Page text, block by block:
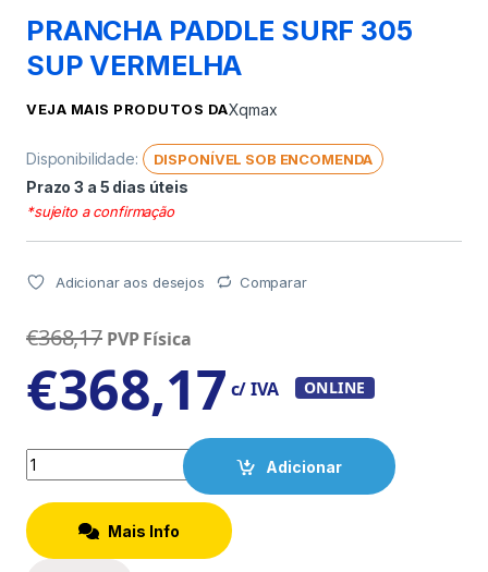
PRANCHA PADDLE SURF 305
SUP VERMELHA
VEJA MAIS PRODUTOS DAXqmax
Disponibilidade: DISPONÍVEL SOB ENCOMENDA
Prazo 3 a 5 dias úteis
*sujeito a confirmação
Adicionar aos desejos Comparar
€368,17 PVP Física
€368,17 c/ IVA ONLINE
Quantity
Adicionar
Mais Info